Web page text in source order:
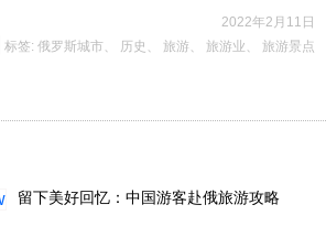
2022年2月11日
标签: 俄罗斯城市、 历史 、 旅游 、 旅游业 、 旅游景点
留下美好回忆：中国游客赴俄旅游攻略